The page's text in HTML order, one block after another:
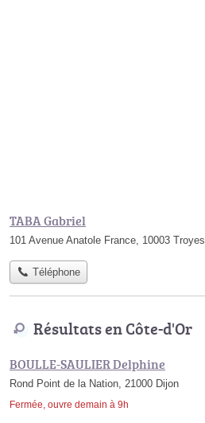
TABA Gabriel
101 Avenue Anatole France, 10003 Troyes
Téléphone
Résultats en Côte-d'Or
BOULLE-SAULIER Delphine
Rond Point de la Nation, 21000 Dijon
Fermée, ouvre demain à 9h